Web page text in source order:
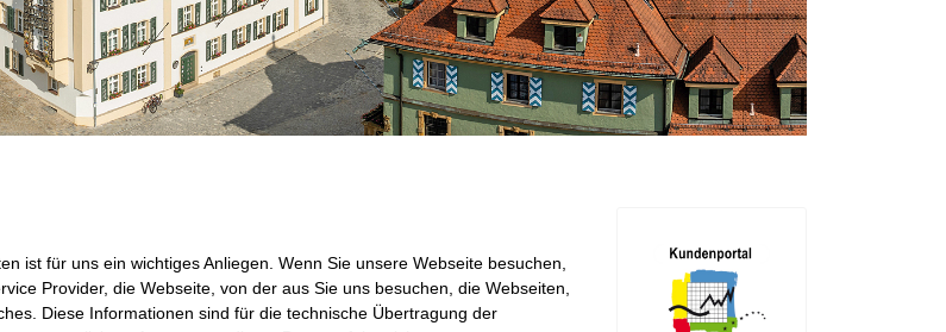
ist für uns ein wichtiges Anliegen. Wenn Sie unsere Webseite besuchen,
Provider, die Webseite, von der aus Sie uns besuchen, die Webseiten,
Diese Informationen sind für die technische Übertragung der